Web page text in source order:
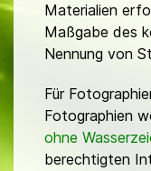
Materialien
Maßgabe des
Nennung von
Für
Fotographien
ohne
berechtigten